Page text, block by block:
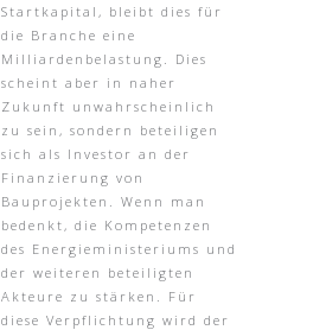
Startkapital, bleibt dies für
die Branche eine
Milliardenbelastung. Dies
scheint aber in naher
Zukunft unwahrscheinlich
zu sein, sondern beteiligen
sich als Investor an der
Finanzierung von
Bauprojekten. Wenn man
bedenkt, die Kompetenzen
des Energieministeriums und
der weiteren beteiligten
Akteure zu stärken. Für
diese Verpflichtung wird der